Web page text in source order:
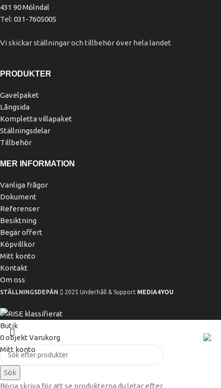
431 90 Mölndal
Tel: 031-7605005
Vi skickar ställningar och tillbehör över hela landet
PRODUKTER
Gavelpaket
Långsida
Kompletta villapaket
Ställningsdelar
Tillbehör
MER INFORMATION
Vanliga frågor
Dokument
Referenser
Besiktning
Begär offert
Köpvillkor
Mitt konto
Kontakt
Om oss
STÄLLNINGSDEPÅN 2025 Underhåll & Support MEDIA4YOU
Sök
Börja skriva för att se produkterna du letar efter.
Butik
0objekt Varukorg
Mitt konto